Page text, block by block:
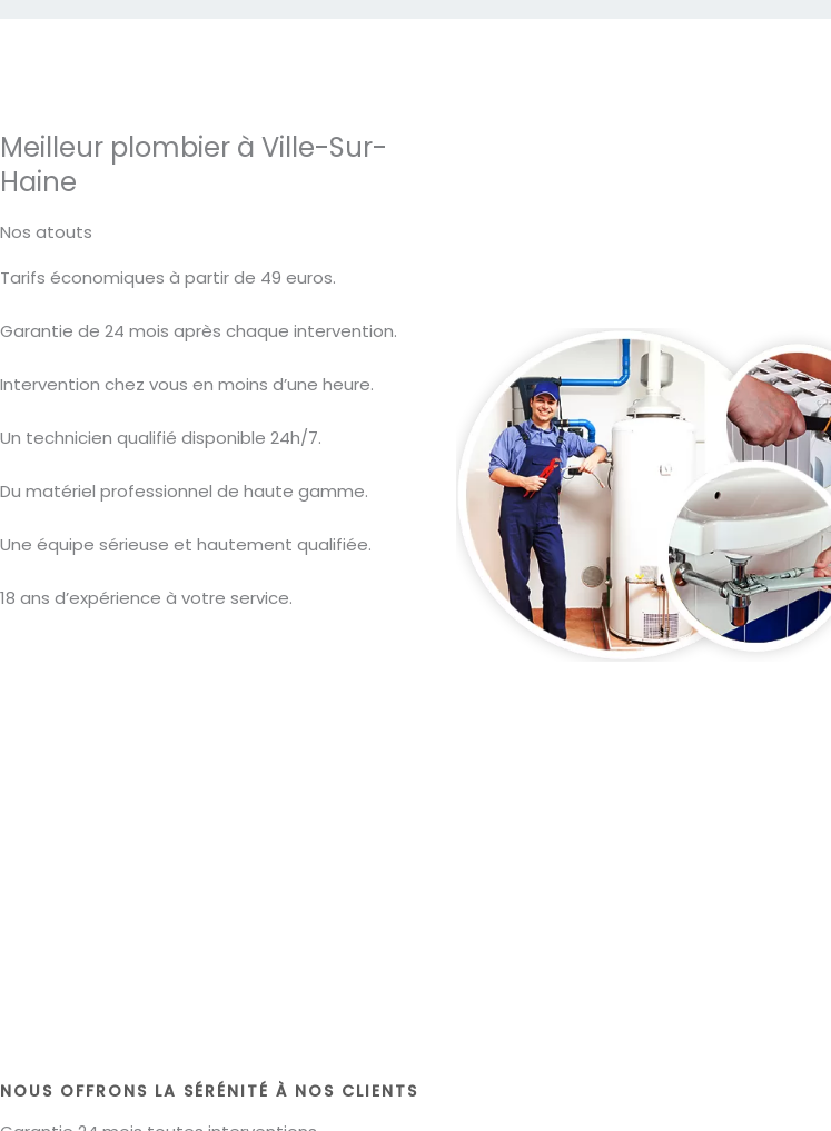
Meilleur plombier à Ville-Sur-
Haine
Nos atouts
Tarifs économiques à partir de 49 euros.
Garantie de 24 mois après chaque intervention.
Intervention chez vous en moins d’une heure.
Un technicien qualifié disponible 24h/7.
Du matériel professionnel de haute gamme.
Une équipe sérieuse et hautement qualifiée.
18 ans d’expérience à votre service.
NOUS OFFRONS LA SÉRÉNITÉ À NOS CLIENTS